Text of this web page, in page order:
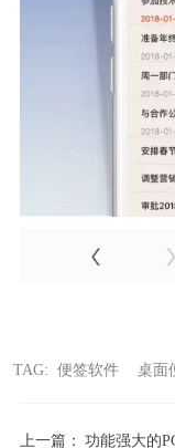
TAG: 便签软件 桌面
上一篇： 功能强大的